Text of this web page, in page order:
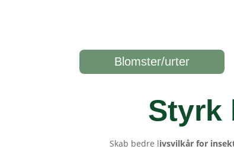
Blomster/urter
Styrk
Skab bedre livsvilkår for